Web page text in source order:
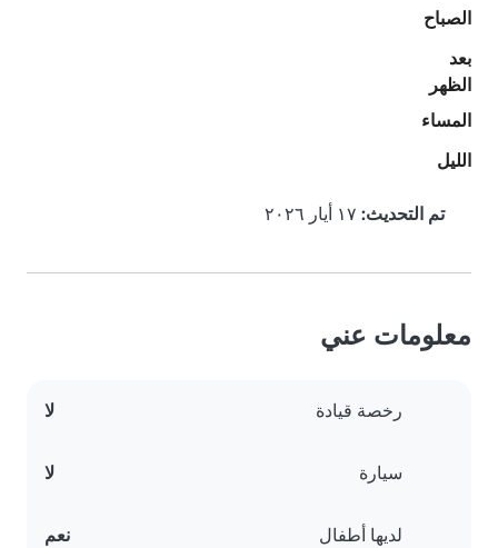
الصباح
بعد
الظهر
المساء
الليل
تم التحديث:
معلومات عني
رخصة قيادة لا
سيارة لا
لديها أطفال نعم